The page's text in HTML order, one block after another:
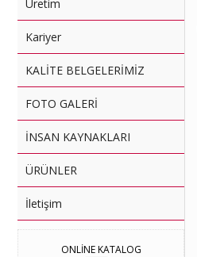
Üretim
Kariyer
KALİTE BELGELERİMİZ
FOTO GALERİ
İNSAN KAYNAKLARI
ÜRÜNLER
İletişim
ONLİNE KATALOG